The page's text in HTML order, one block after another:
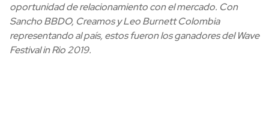
oportunidad de relacionamiento con el mercado. Con
Sancho BBDO, Creamos y Leo Burnett Colombia
representando al país, estos fueron los ganadores del Wave
Festival in Rio 2019.